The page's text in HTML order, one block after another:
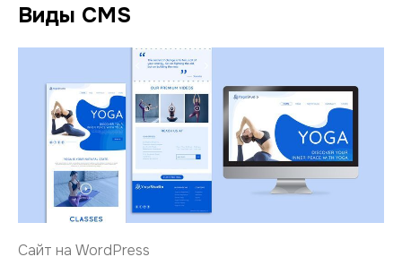
Виды CMS
Сайт на WordPress